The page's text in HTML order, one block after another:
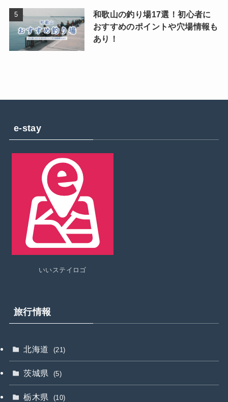
和歌山の釣り場17選！初心者に
おすすめのポイントや穴場情報も
あり！
e-stay
いいステイロゴ
旅行情報
北海道 (21)
茨城県 (5)
栃木県 (10)